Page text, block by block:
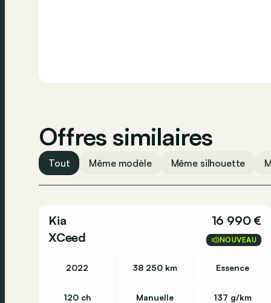
Offres similaires
Tout Même modèle Même silhouette
Kia
XCeed
16 990 €
NOUVEAU
2022 38 250 km Essence
120 ch Manuelle 137 g/km